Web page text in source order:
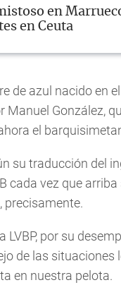
en
en Ceuta
de azul nacido en
González,
el
su traducción del
cada vez que arriba
precisamente.
por su
de las situaciones
en nuestra pelota.